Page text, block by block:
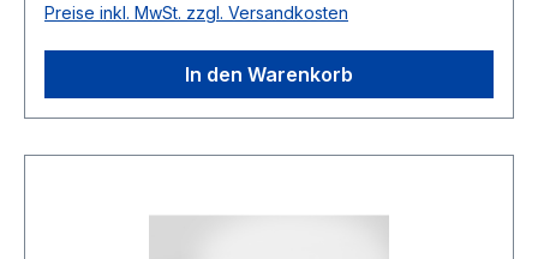
Polyester Breite 16,3mm Höhe 13mm
Preise inkl. MwSt. zzgl. Versandkosten
In den Warenkorb